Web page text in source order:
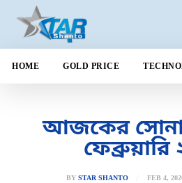
HOME GOLD PRICE
আজকের
BY STAR SHANTO FEB 4,